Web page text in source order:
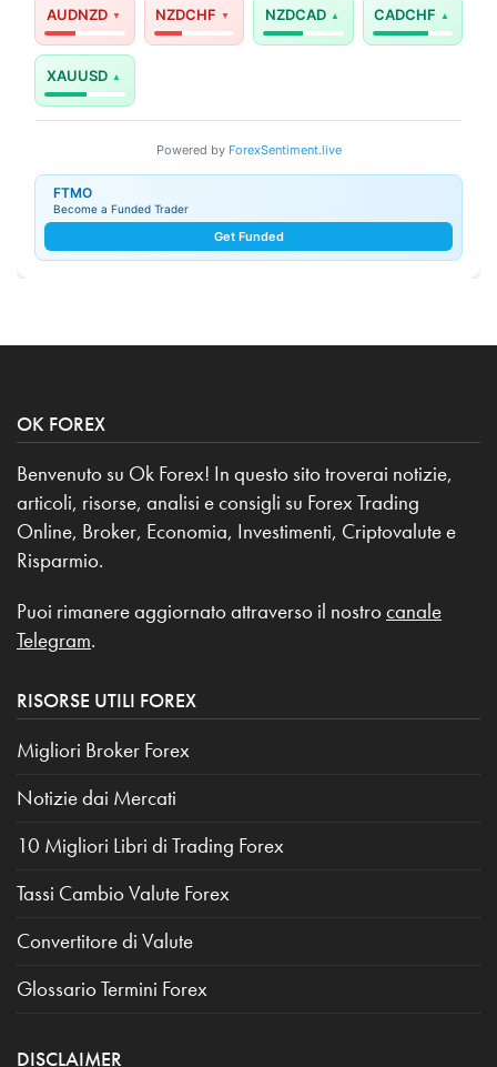
AUDNZD NZDCHF NZDCAD CADCHF
XAUUSD
Powered by ForexSentiment.live
FTMO
Become a Funded Trader
Get Funded
OK FOREX
Benvenuto su Ok Forex! In questo sito troverai notizie,
articoli, risorse, analisi e consigli su Forex Trading
Online, Broker, Economia, Investimenti, Criptovalute e
Risparmio.
Puoi rimanere aggiornato attraverso il nostro canale
Telegram.
RISORSE UTILI FOREX
Migliori Broker Forex
Notizie dai Mercati
10 Migliori Libri di Trading Forex
Tassi Cambio Valute Forex
Convertitore di Valute
Glossario Termini Forex
DISCLAIMER